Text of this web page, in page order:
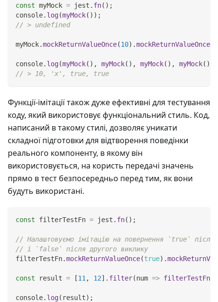
const myMock = jest . fn( ) ;
console. log(myMock( ) ) ;
// > undefined
myMock.mockReturnValueOnce(10) .mockReturnValueOnce
console. log(myMock( ) , myMock( ) , myMock( ) , myMock( )
// > 10, 'x', true, true
Функції-імітації також дуже ефективні для тестування
коду, який використовує функціональний стиль. Код,
написаний в такому стилі, дозволяє уникати
складної підготовки для відтворення поведінки
реального компоненту, в якому він
використовується, на користь передачі значень
прямо в тест безпосередньо перед тим, як вони
будуть використані.
const filterTestFn = jest . fn( ) ;
// Налаштовуємо імітацію на повернення `true` після
// і `false` після другого виклику
filterTestFn.mockReturnValueOnce(true) .
const result = [11 , 12] . filter(num => filterTestFn
console. log( result) ;